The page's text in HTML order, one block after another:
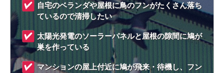
自宅のベランダや屋根に鳥のフンがたくさん落ち
ているので清掃したい
太陽光発電のソーラーパネルと屋根の隙間に鳩が
巣を作っている
マンションの屋上付近に鳩が飛来・待機し、フン